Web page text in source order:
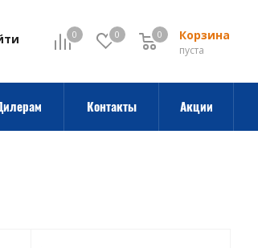
0 0 Корзина
0
пуста
0
Контакты Акции